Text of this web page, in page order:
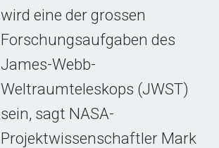
wird eine der grossen
Forschungsaufgaben des
James-Webb-
Weltraumteleskops (JWST)
sein, sagt NASA-
Projektwissenschaftler Mark